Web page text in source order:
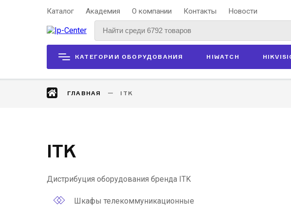
Каталог Академия О компании Контакты Новости
КАТЕГОРИИ ОБОРУДОВАНИЯ HIWATCH
ГЛАВНАЯ ITK
ITK
Дистрибуция оборудования бренда ITK
Шкафы телекоммуникационные